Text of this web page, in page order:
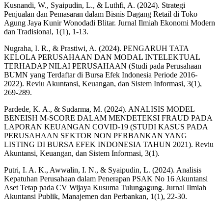
Kusnandi, W., Syaipudin, L., & Luthfi, A. (2024). Strategi
Penjualan dan Pemasaran dalam Bisnis Dagang Retail di Toko
Agung Jaya Kunir Wonodadi Blitar. Jurnal Ilmiah Ekonomi Modern
dan Tradisional, 1(1), 1-13.
Nugraha, I. R., & Prastiwi, A. (2024). PENGARUH TATA
KELOLA PERUSAHAAN DAN MODAL INTELEKTUAL
TERHADAP NILAI PERUSAHAAN (Studi pada Perusahaan
BUMN yang Terdaftar di Bursa Efek Indonesia Periode 2016-
2022). Reviu Akuntansi, Keuangan, dan Sistem Informasi, 3(1),
269-289.
Pardede, K. A., & Sudarma, M. (2024). ANALISIS MODEL
BENEISH M-SCORE DALAM MENDETEKSI FRAUD PADA
LAPORAN KEUANGAN COVID-19 (STUDI KASUS PADA
PERUSAHAAN SEKTOR NON PERBANKAN YANG
LISTING DI BURSA EFEK INDONESIA TAHUN 2021). Reviu
Akuntansi, Keuangan, dan Sistem Informasi, 3(1).
Putri, I. A. K., Awwalin, I. N., & Syaipudin, L. (2024). Analisis
Kepatuhan Perusahaan dalam Penerapan PSAK No 16 Akuntansi
Aset Tetap pada CV Wijaya Kusuma Tulungagung. Jurnal Ilmiah
Akuntansi Publik, Manajemen dan Perbankan, 1(1), 22-30.